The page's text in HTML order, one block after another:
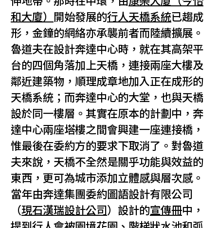
和大廈）
開始發展的行人天橋系統已趨成
形，金鐘的網絡亦承襲前者而陸續擴展。
魯道夫在設計奔達中心時，就在其高架平
台的四個角落加上天橋，連接兩座大樓及
鄰近建築物，順理成章地加入正在成形的
天橋系統；而奔達中心的大堂，也與天橋
設於同一樓層。其實在原本的計劃中，奔
達中心兩座塔樓之間會興建一座連接橋，
惟最後在委約方的要求下取消了。對魯道
夫來說，天橋不全然是關乎功能與效益的
東西，更可為城市添加立體感與層次感。
當年由奔達集團委約圖語設計有限公司
（現石漢瑞設計公司 ）設計的宣傳冊中，